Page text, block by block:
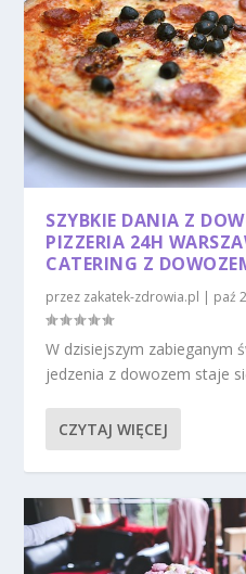
SZYBKIE DANIA Z
PIZZERIA 24H
CATERING Z
przez zakatek-zdrowia.pl paź
W dzisiejszym zabieganym
jedzenia z dowozem staje
CZYTAJ WIĘCEJ